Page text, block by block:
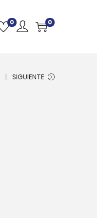
0 0
SIGUIENTE